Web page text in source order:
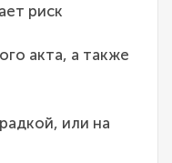
риск
акта, а также
или на